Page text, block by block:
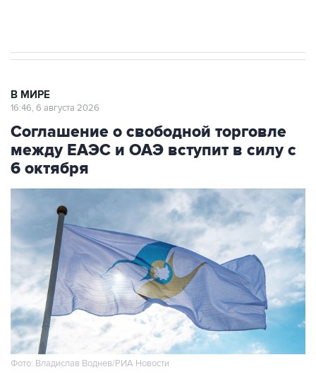
В МИРЕ
16:46, 6 августа 2026
Соглашение о свободной торговле
между ЕАЭС и ОАЭ вступит в силу с
6 октября
Фото: Владислав Воднев/РИА Новости